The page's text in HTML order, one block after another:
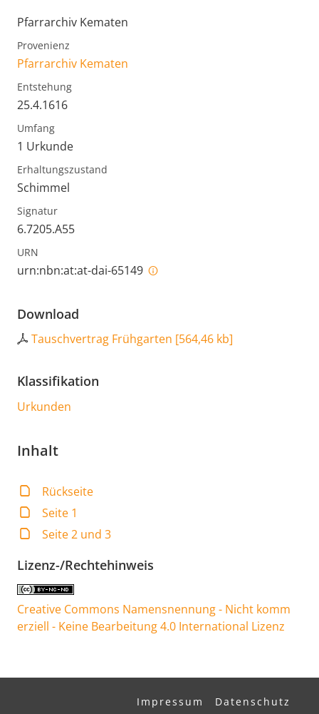
Pfarrarchiv Kematen
Provenienz
Pfarrarchiv Kematen
Entstehung
25.4.1616
Umfang
1 Urkunde
Erhaltungszustand
Schimmel
Signatur
6.7205.A55
URN
urn:nbn:at:at-dai-65149
Download
Tauschvertrag Frühgarten [564,46 kb]
Klassifikation
Urkunden
Inhalt
Rückseite
Seite 1
Seite 2 und 3
Lizenz-/Rechtehinweis
Creative Commons Namensnennung - Nicht komm
erziell - Keine Bearbeitung 4.0 International Lizenz
Impressum Datenschutz